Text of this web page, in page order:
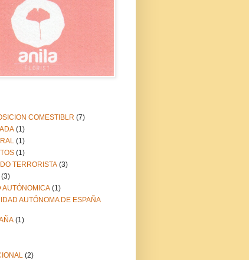
COMESTIBLR (7)
(1)
(1)
(1)
TERRORISTA (3)
(3)
AUTÓNOMICA (1)
AUTÓNOMA DE ESPAÑA
(1)
(2)